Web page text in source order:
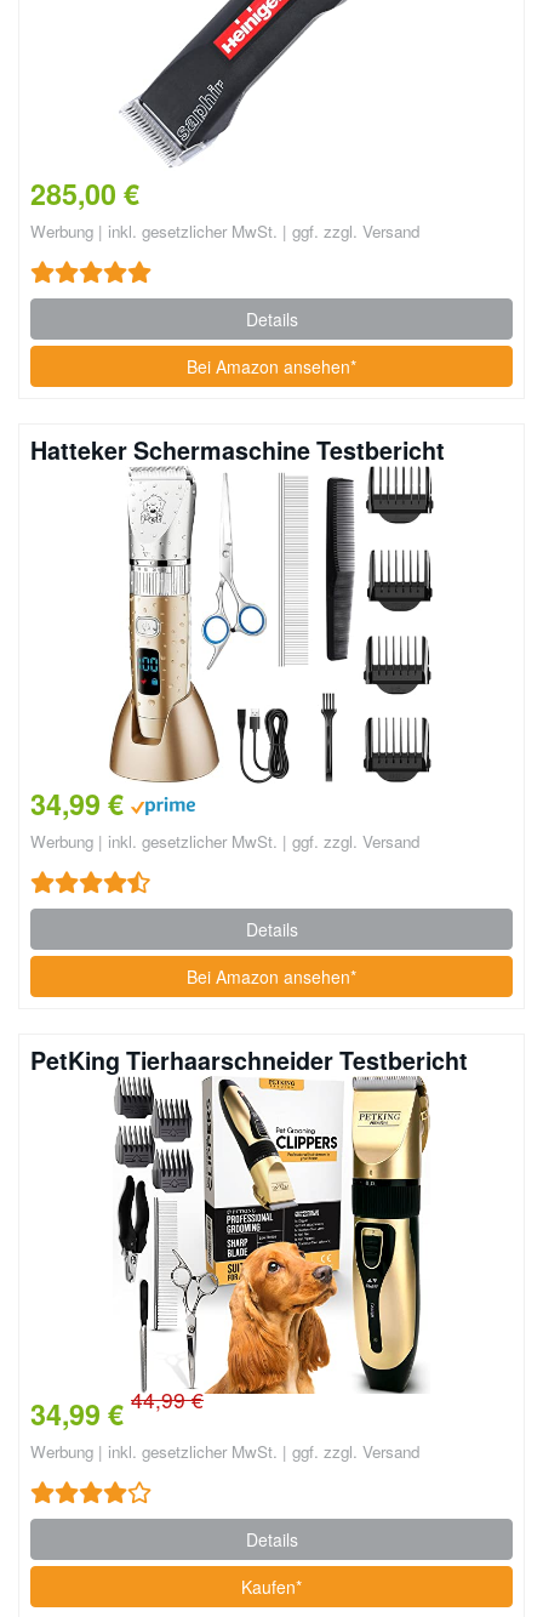
285,00 €
Werbung | inkl. gesetzlicher MwSt. | ggf. zzgl. Versand
Details
Bei Amazon ansehen*
Hatteker Schermaschine Testbericht
34,99 €
Werbung | inkl. gesetzlicher MwSt. | ggf. zzgl. Versand
Details
Bei Amazon ansehen*
PetKing Tierhaarschneider Testbericht
34,99 € 44,99 €
Werbung | inkl. gesetzlicher MwSt. | ggf. zzgl. Versand
Details
Kaufen*